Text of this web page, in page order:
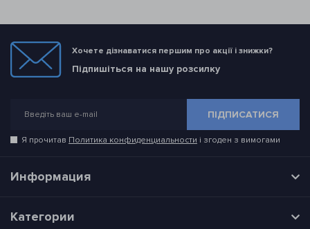
Хочете дізнаватися першим про акції і знижки?
Підпишіться на нашу розсилку
ПІДПИСАТИСЯ
Я прочитав Политика конфиденциальности і згоден з вимогами
Информация
Категории